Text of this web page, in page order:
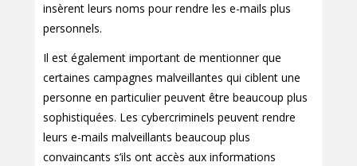
insèrent leurs noms pour rendre les e-mails plus
personnels.
Il est également important de mentionner que
certaines campagnes malveillantes qui ciblent une
personne en particulier peuvent être beaucoup plus
sophistiquées. Les cybercriminels peuvent rendre
leurs e-mails malveillants beaucoup plus
convaincants s’ils ont accès aux informations